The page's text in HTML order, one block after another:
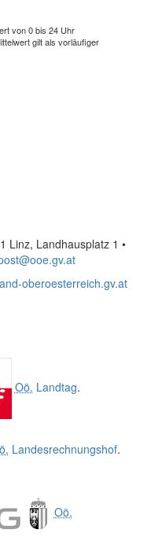
von 0 bis 24 Uhr
gilt als vorläufiger
Linz, Landhausplatz 1 •
oberoesterreich.gv.at
Oö. Landtag.
Landesrechnungshof.
Oö.